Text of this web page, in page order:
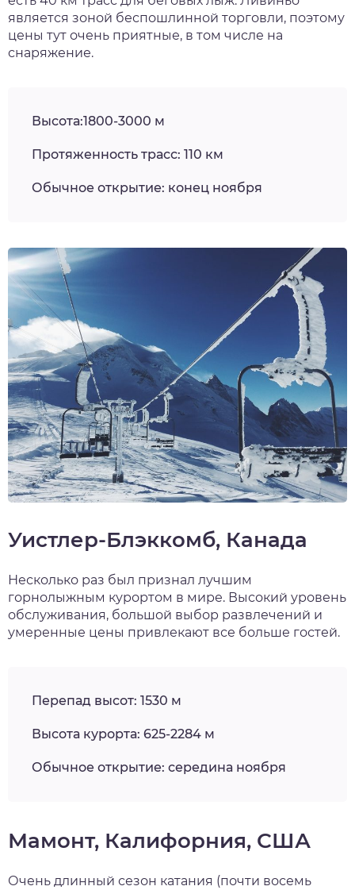
является зоной беспошлинной торговли, поэтому
цены тут очень приятные, в том числе на
снаряжение.
Высота:1800-3000 м
Протяженность трасс: 110 км
Обычное открытие: конец ноября
Уистлер-Блэккомб, Канада
Несколько раз был признал лучшим
горнолыжным курортом в мире. Высокий уровень
обслуживания, большой выбор развлечений и
умеренные цены привлекают все больше гостей.
Перепад высот: 1530 м
Высота курорта: 625-2284 м
Обычное открытие: середина ноября
Мамонт, Калифорния, США
Очень длинный сезон катания (почти восемь